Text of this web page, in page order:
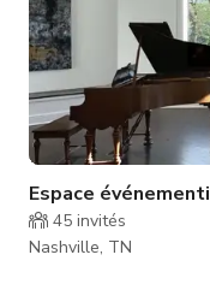
Espace
45 invités
Nashville, TN